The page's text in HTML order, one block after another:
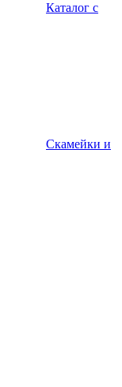
Каталог с
Скамейки и